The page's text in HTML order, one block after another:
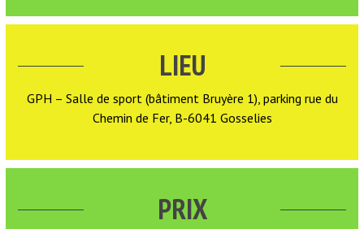
LIEU
GPH – Salle de sport (bâtiment Bruyère 1), parking rue du
Chemin de Fer, B-6041 Gosselies
PRIX